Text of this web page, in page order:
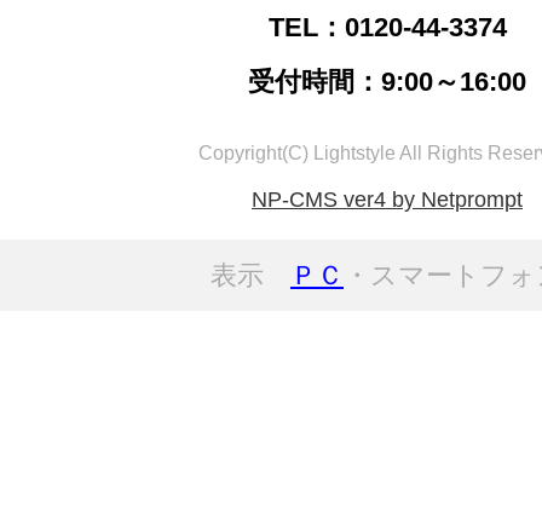
TEL：0120-44-3374
受付時間：9:00～16:00
Copyright(C) Lightstyle All Rights
NP-CMS ver4 by Netprompt
表示 ＰＣ ・スマートフ